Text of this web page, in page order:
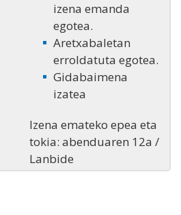
izena emanda
egotea.
Aretxabaletan
erroldatuta egotea.
Gidabaimena
izatea
Izena emateko epea eta
tokia: abenduaren 12a /
Lanbide